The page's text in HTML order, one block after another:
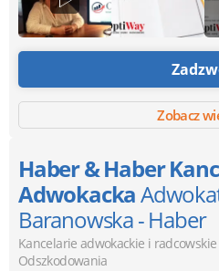
Zobacz
Haber & Haber
Adwokacka
Baranowska - Haber
Kancelarie adwokackie i radcowskie
Odszkodowania